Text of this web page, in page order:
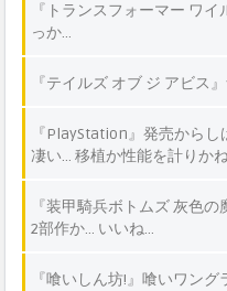
『トランスフォーマー ワ
っか…
『テイルズ オブ ジ アビス
『PlayStation』発売から
凄い… 移植か性能を計りか
『装甲騎兵ボトムズ 灰色の
2部作か… いいね…
『喰いしん坊!』喰いワン